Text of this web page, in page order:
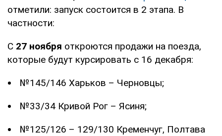
отметили: запуск состоится в 2 этапа. В
частности:
С 27 ноября откроются продажи на поезда,
которые будут курсировать с 16 декабря:
№145/146 Харьков – Черновцы;
№33/34 Кривой Рог – Ясиня;
№125/126 – 129/130 Кременчуг, Полтава